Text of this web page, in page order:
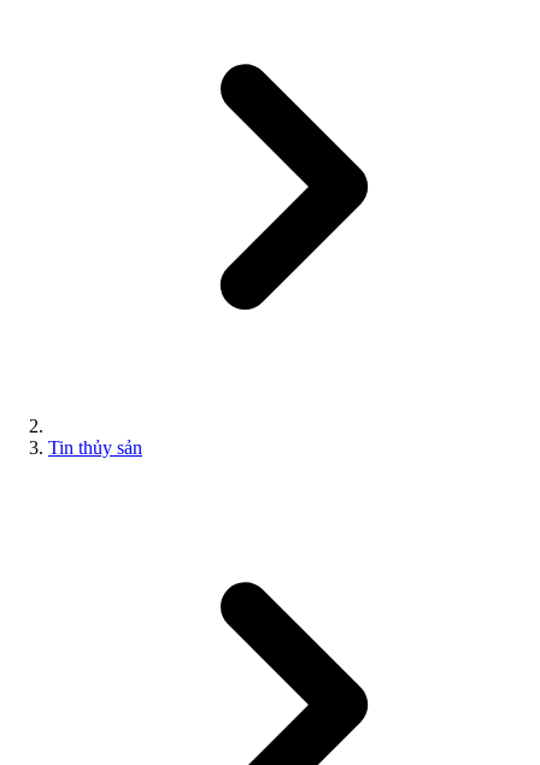
Tin thủy sản